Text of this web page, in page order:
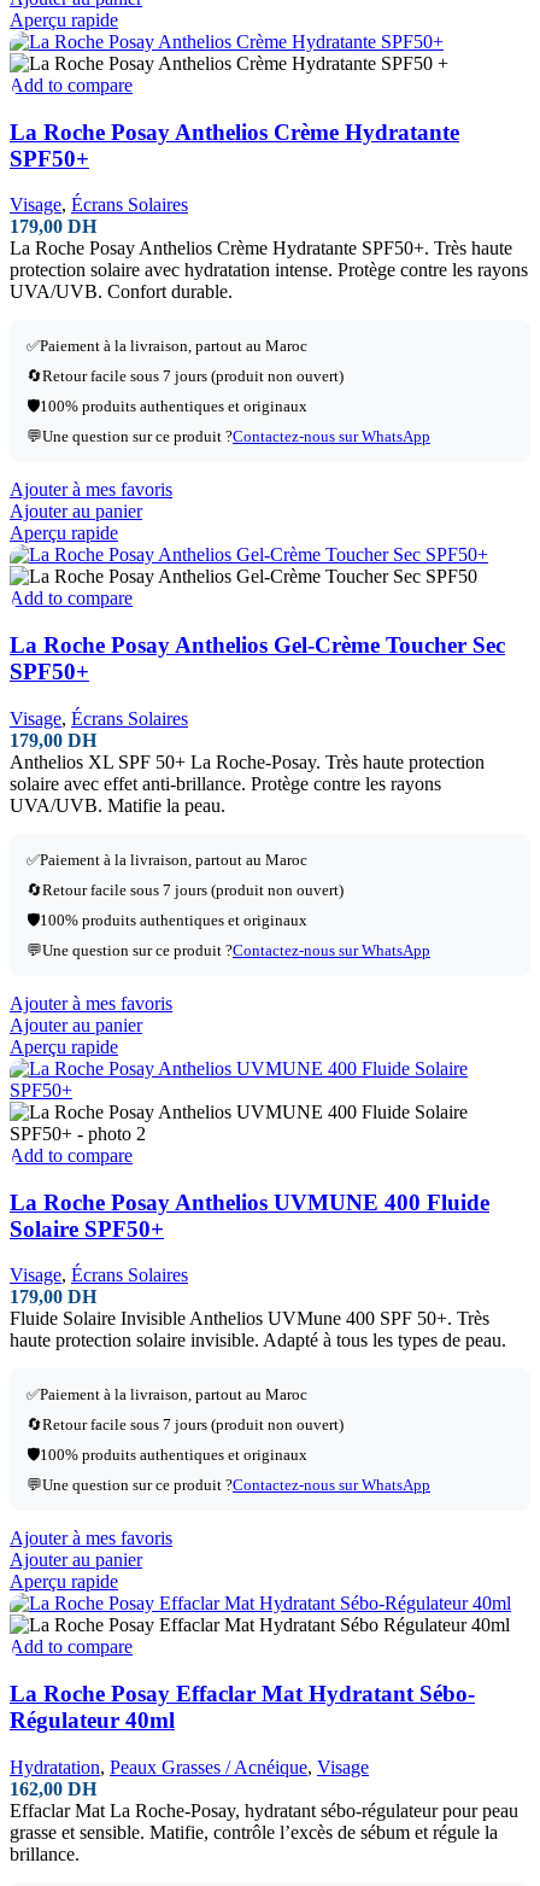
Aperçu rapide
Add to compare
La Roche Posay Anthelios Crème Hydratante
SPF50+
Visage, Écrans Solaires
179,00 DH
La Roche Posay Anthelios Crème Hydratante SPF50+. Très haute
protection solaire avec hydratation intense. Protège contre les rayons
UVA/UVB. Confort durable.
✅Paiement à la livraison, partout au Maroc
🔄Retour facile sous 7 jours (produit non ouvert)
🛡️100% produits authentiques et originaux
💬Une question sur ce produit ?Contactez-nous sur WhatsApp
Ajouter à mes favoris
Ajouter au panier
Aperçu rapide
Add to compare
La Roche Posay Anthelios Gel-Crème Toucher Sec
SPF50+
Visage, Écrans Solaires
179,00 DH
Anthelios XL SPF 50+ La Roche-Posay. Très haute protection
solaire avec effet anti-brillance. Protège contre les rayons
UVA/UVB. Matifie la peau.
✅Paiement à la livraison, partout au Maroc
🔄Retour facile sous 7 jours (produit non ouvert)
🛡️100% produits authentiques et originaux
💬Une question sur ce produit ?Contactez-nous sur WhatsApp
Ajouter à mes favoris
Ajouter au panier
Aperçu rapide
Add to compare
La Roche Posay Anthelios UVMUNE 400 Fluide
Solaire SPF50+
Visage, Écrans Solaires
179,00 DH
Fluide Solaire Invisible Anthelios UVMune 400 SPF 50+. Très
haute protection solaire invisible. Adapté à tous les types de peau.
✅Paiement à la livraison, partout au Maroc
🔄Retour facile sous 7 jours (produit non ouvert)
🛡️100% produits authentiques et originaux
💬Une question sur ce produit ?Contactez-nous sur WhatsApp
Ajouter à mes favoris
Ajouter au panier
Aperçu rapide
Add to compare
La Roche Posay Effaclar Mat Hydratant Sébo-
Régulateur 40ml
Hydratation, Peaux Grasses / Acnéique, Visage
162,00 DH
Effaclar Mat La Roche-Posay, hydratant sébo-régulateur pour peau
grasse et sensible. Matifie, contrôle l’excès de sébum et régule la
brillance.